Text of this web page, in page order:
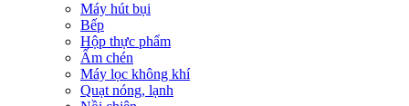
Máy hút bụi
Bếp
Hộp thực phẩm
Ấm chén
Máy lọc không khí
Quạt nóng, lạnh